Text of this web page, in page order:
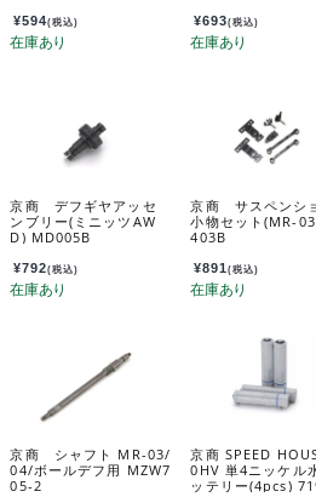
白 ナロー2ｍｍ (2pcs)
DDL-WR002W-N2
¥594(税込) ¥693(税込)
京商 デフギヤアッセ
ンブリー(ミニッツAW
D) MD005B
¥792(税込)
京商 サスペンシ
小物セット(MR-
403B
¥891(税込)
京商 シャフト MR-03/
04/ボールデフ用 MZW7
05-2
京商 SPEED
0HV 単4ニッケル
ッテリー(4pcs)